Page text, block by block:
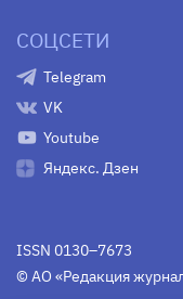
СОЦСЕТИ
Telegram
VK
Youtube
Яндекс. Дзен
ISSN 0130–7673
© АО «Редакция